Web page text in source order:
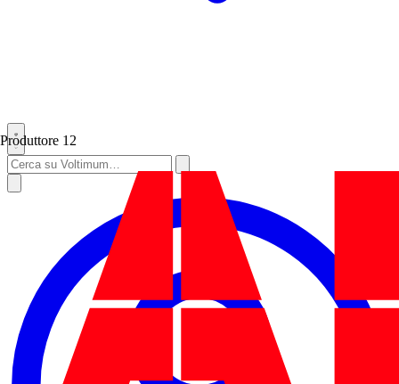
Produttore 12